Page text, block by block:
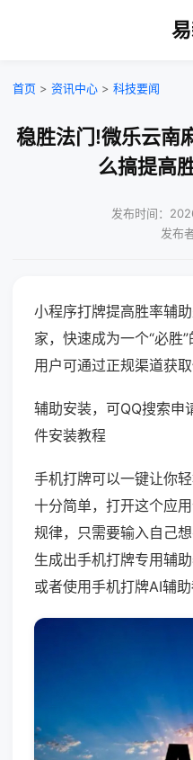
首页 > 资讯中心 > 科技要闻
稳胜法门!微乐云南
么搞提高
发布时间：
发布
小程序打牌提高胜率辅
家，快速成为一个“必胜
用户可通过正规渠道获取
辅助安装，可QQ搜索
件安装教程
手机打牌可以一键让你
十分简单，打开这个应
规律，只需要输入自己
生成出手机打牌专用辅
或者使用手机打牌AI辅助